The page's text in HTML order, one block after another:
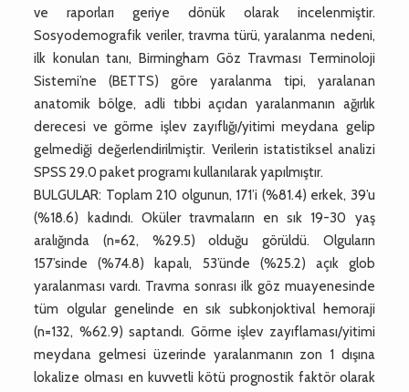
ve raporları geriye dönük olarak incelenmiştir.
Sosyodemografik veriler, travma türü, yaralanma nedeni,
ilk konulan tanı, Birmingham Göz Travması Terminoloji
Sistemi’ne (BETTS) göre yaralanma tipi, yaralanan
anatomik bölge, adli tıbbi açıdan yaralanmanın ağırlık
derecesi ve görme işlev zayıflığı/yitimi meydana gelip
gelmediği değerlendirilmiştir. Verilerin istatistiksel analizi
SPSS 29.0 paket programı kullanılarak yapılmıştır.
BULGULAR: Toplam 210 olgunun, 171’i (%81.4) erkek, 39’u
(%18.6) kadındı. Oküler travmaların en sık 19-30 yaş
aralığında (n=62, %29.5) olduğu görüldü. Olguların
157’sinde (%74.8) kapalı, 53’ünde (%25.2) açık glob
yaralanması vardı. Travma sonrası ilk göz muayenesinde
tüm olgular genelinde en sık subkonjoktival hemoraji
(n=132, %62.9) saptandı. Görme işlev zayıflaması/yitimi
meydana gelmesi üzerinde yaralanmanın zon 1 dışına
lokalize olması en kuvvetli kötü prognostik faktör olarak